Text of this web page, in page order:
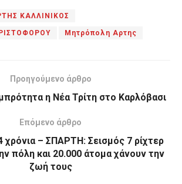
ΚΑΛΛΙΝΙΚΟΣ
Μητρόπολη Αρτης
Προηγούμενο άρθρο
η Νέα Τρίτη στο Καρλόβασι
Επόμενο άρθρο
χρόνια – ΣΠΑΡΤΗ: Σεισμός 7 ρίχτερ
πόλη και 20.000 άτομα χάνουν την
ζωή τους